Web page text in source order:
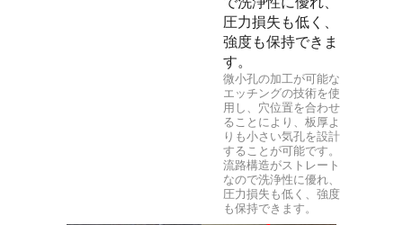
圧力損失も低く、
強度も保持できま
す。
微小孔の加工が可能な
エッチングの技術を使
用し、穴位置を合わせ
ることにより、板厚よ
りも小さい気孔を設計
することが可能です。
流路構造がストレート
なので洗浄性に優れ、
圧力損失も低く、強度
も保持できます。